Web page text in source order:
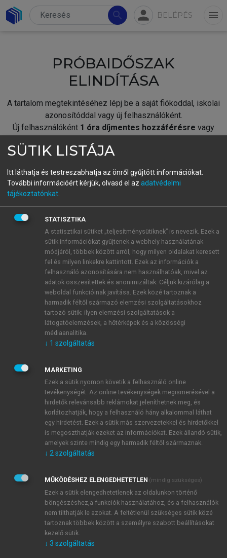
search person BELÉPÉS menu
PRÓBAIDŐSZAK
ELINDÍTÁSA
A tartalom megtekintéséhez lépj be a saját fiókoddal, iskolai
azonosítóddal vagy új felhasználóként.
Új felhasználóként 1 óra díjmentes hozzáférésre vagy
fiókoddal,vagy hozz létre új fiókot.
A regisztráció után apróbaidőszakautomatikusan
BELÉPÉS SAJÁT FIÓKKAL
ÚJ FIÓK LÉTREHOZÁSA
1 óra díjmentes hozzáférés
E-MAIL-CÍM
JELSZÓ
JELSZÓ ÚJRA
Kérek értesítést a MeRSZ újdonságairól, akcióiról.
Kérek értesítést az Akadémiai Kiadó Zrt. újdonságairól,
Adatkezelési tájékoztatóbanfoglaltakat tudomásul
veszem és elfogadom.
Általános vásárlási feltételeket, valamint a szotar.netés a
mersz.huoldalak licencszerződéseiben foglaltakat
tudomásul veszem és elfogadom.
KIPRÓBÁLOM
SÜTIK LISTÁJA
Itt láthatja és testreszabhatja az önről gyűjtött információkat.
További információért kérjük, olvasd el az adatvédelmi
tájékoztatónkat
STATISZTIKA
A statisztikai sütiket „teljesítménysütiknek” is nevezik. Ezek a
sütik információkat gyűjtenek a webhely használatának
módjáról, többek között arról, hogy milyen oldalakat keresett
fel és milyen linkekre kattintott. Ezek az információk a
felhasználó azonosítására nem használhatóak, mivel az
adatok összesítettek és anonimizáltak. Céljuk kizárólag a
weboldal funkcióinak javítása. Ezek közé tartoznak a
harmadik féltől származó elemzési szolgáltatásokhoz
tartozó sütik; ilyen elemzési szolgáltatások a
látogatóelemzések, a hőtérképek és a közösségi
médiaanalitika.
↓ 1 szolgáltatás
MARKETING
Ezek a sütik nyomon követik a felhasználó online
tevékenységét. Az online tevékenységek megismerésével a
hirdetők relevánsabb reklámokat jeleníthetnek meg, és
korlátozhatják, hogy a felhasználó hány alkalommal láthat
egy hirdetést. Ezek a sütik más szervezetekkel és hirdetőkkel
is megoszthatják ezeket az információkat. Ezek állandó sütik,
amelyek szinte mindig egy harmadik féltől származnak.
↓ 2 szolgáltatás
MŰKÖDÉSHEZ ELENGEDHETETLEN (mindig szükséges)
Ezek a sütik elengedhetetlenek az oldalunkon történő
böngészéshez,a funkciók használatához, és a felhasználók
nem tilthatják le azokat. A feltétlenül szükséges sütik közé
tartoznak többek között a személyre szabott beállításokat
kezelő sütik.
↓ 3 szolgáltatás